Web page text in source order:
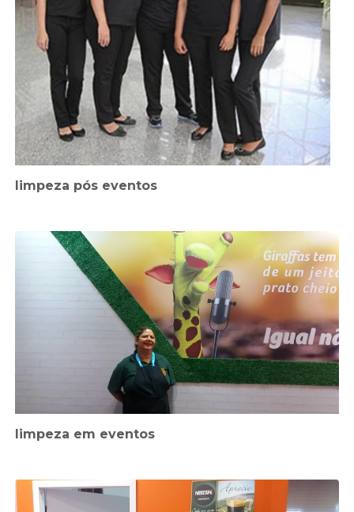
limpeza pós eventos
limpeza em eventos